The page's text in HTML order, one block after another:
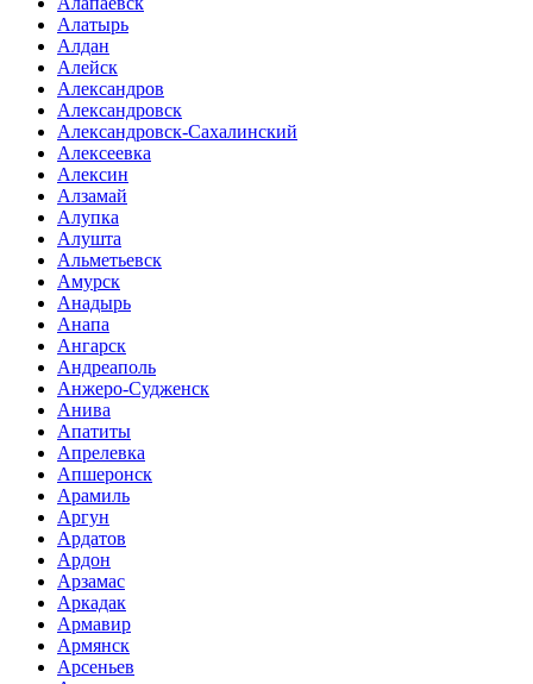
Алатырь
Алдан
Алейск
Александров
Александровск
Александровск-Сахалинский
Алексеевка
Алексин
Алзамай
Алупка
Алушта
Альметьевск
Амурск
Анадырь
Анапа
Ангарск
Андреаполь
Анжеро-Судженск
Анива
Апатиты
Апрелевка
Апшеронск
Арамиль
Аргун
Ардатов
Ардон
Арзамас
Аркадак
Армавир
Армянск
Арсеньев